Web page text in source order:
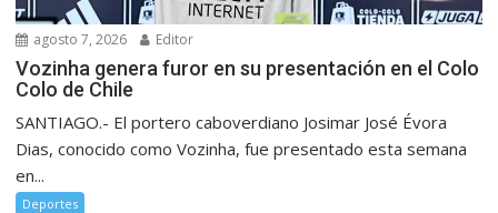
agosto 7, 2026 Editor
Vozinha genera furor en su presentación en el Colo
Colo de Chile
SANTIAGO.- El portero caboverdiano Josimar José Évora
Dias, conocido como Vozinha, fue presentado esta semana
en...
Deportes